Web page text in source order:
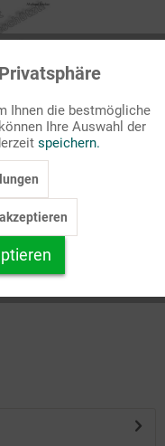
aus.
mit/ohne Text ...
Aktiv
Inaktiv
Inaktiv
Ihnen die bestmögliche
Ihre Auswahl der
speichern.